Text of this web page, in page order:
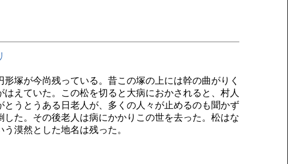
形塚が今尚残っている。昔この塚の上には幹の曲がりく
はえていた。この松を切ると大病におかされると、村人
とうとうある日老人が、多くの人々が止めるのも聞かず
した。その後老人は病にかかりこの世を去った。松はな
漠然とした地名は残った。